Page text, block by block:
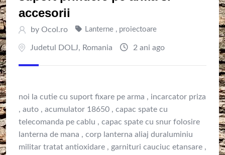
accesorii
by Ocol.ro Lanterne , proiectoare
Judetul DOLJ, Romania 2 ani ago
noi la cutie cu suport fixare pe arma , incarcator priza
, auto , acumulator 18650 , capac spate cu
telecomanda pe cablu , capac spate cu snur folosire
lanterna de mana , corp lanterna aliaj duraluminiu
militar tratat antioxidare , garnituri cauciuc etansare ,